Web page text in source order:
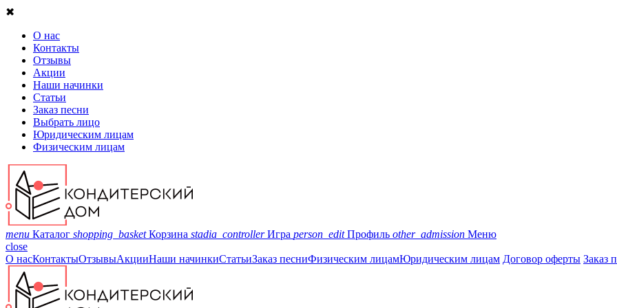
✖
О нас
Контакты
Отзывы
Акции
Наши начинки
Статьи
Заказ песни
Выбрать лицо
Юридическим лицам
Физическим лицам
menu Каталог shopping_basket Корзина stadia_controller Игра person_edit Профиль other_admission Меню
close
О насКонтактыОтзывыАкцииНаши начинкиСтатьиЗаказ песниФизическим лицамЮридическим лицам Договор оферты Заказ